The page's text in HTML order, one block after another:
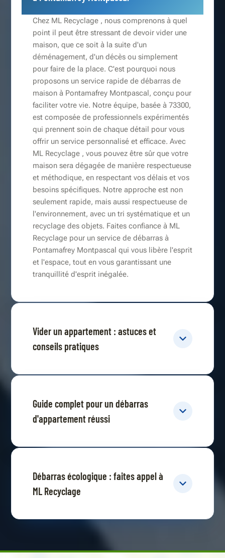
Chez ML Recyclage , nous comprenons à quel
point il peut être stressant de devoir vider une
maison, que ce soit à la suite d'un
déménagement, d'un décès ou simplement
pour faire de la place. C'est pourquoi nous
proposons un service rapide de débarras de
maison à Pontamafrey Montpascal, conçu pour
faciliter votre vie. Notre équipe, basée à 73300,
est composée de professionnels expérimentés
qui prennent soin de chaque détail pour vous
offrir un service personnalisé et efficace. Avec
ML Recyclage , vous pouvez être sûr que votre
maison sera dégagée de manière respectueuse
et méthodique, en respectant vos délais et vos
besoins spécifiques. Notre approche est non
seulement rapide, mais aussi respectueuse de
l'environnement, avec un tri systématique et un
recyclage des objets. Faites confiance à ML
Recyclage pour un service de débarras à
Pontamafrey Montpascal qui vous libère l'esprit
et l'espace, tout en vous garantissant une
tranquillité d'esprit inégalée.
Vider un appartement : astuces et
conseils pratiques
Guide complet pour un débarras
d'appartement réussi
Débarras écologique : faites appel à
ML Recyclage